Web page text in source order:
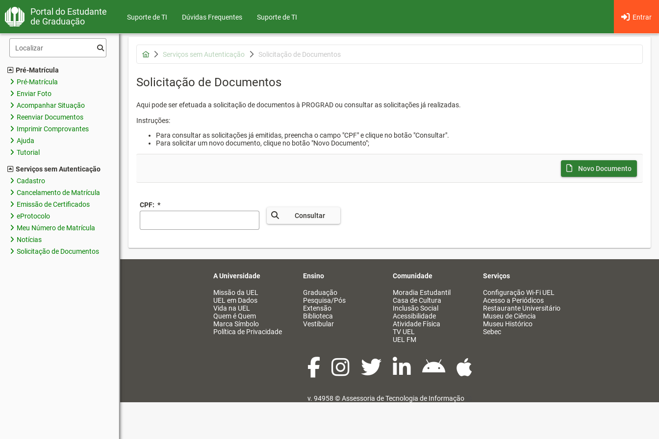
Portal do Estudante
de Graduação
Suporte de TI Dúvidas Frequentes Entrar
Suporte de TI
Pré-Matrícula
Pré-Matrícula
Enviar Foto
Acompanhar Situação
Reenviar Documentos
Imprimir Comprovantes
Ajuda
Tutorial
Serviços sem Autenticação
Cadastro
Cancelamento de Matrícula
Emissão de Certificados
eProtocolo
Meu Número de Matrícula
Notícias
Solicitação de Documentos
Serviços sem Autenticação Solicitação de Documentos
Solicitação de Documentos
Aqui pode ser efetuada a solicitação de documentos à PROGRAD ou consultar as solicitações já realizadas.
Instruções:
Para consultar as solicitações já emitidas, preencha o campo "CPF" e clique no botão "Consultar".
Para solicitar um novo documento, clique no botão "Novo Documento";
Novo Documento
CPF: *
Consultar
A Universidade
Missão da UEL
UEL em Dados
Vida na UEL
Quem é Quem
Marca Símbolo
Política de Privacidade
Ensino
Graduação
Pesquisa/Pós
Extensão
Biblioteca
Vestibular
Comunidade
Moradia Estudantil
Casa de Cultura
Inclusão Social
Acessibilidade
Atividade Física
TV UEL
UEL FM
Serviços
Configuração Wi-Fi UEL
Acesso a Periódicos
Restaurante Universitário
Museu de Ciência
Museu Histórico
Sebec
v. 94958 ©Assessoria de Tecnologia de Informação